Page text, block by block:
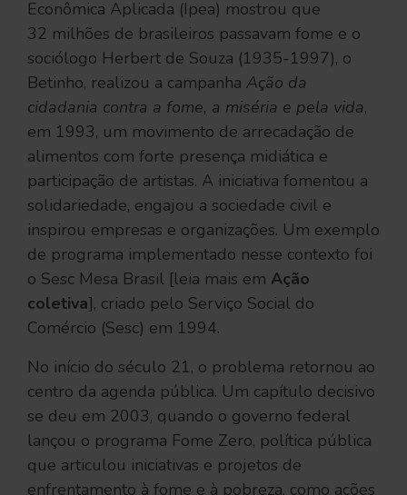
Econômica Aplicada (Ipea) mostrou que
32 milhões de brasileiros passavam fome e o
sociólogo Herbert de Souza (1935-1997), o
Betinho, realizou a campanha Ação da
cidadania contra a fome, a miséria e pela vida,
em 1993, um movimento de arrecadação de
alimentos com forte presença midiática e
participação de artistas. A iniciativa fomentou a
solidariedade, engajou a sociedade civil e
inspirou empresas e organizações. Um exemplo
de programa implementado nesse contexto foi
o Sesc Mesa Brasil [leia mais em Ação
coletiva], criado pelo Serviço Social do
Comércio (Sesc) em 1994.
No início do século 21, o problema retornou ao
centro da agenda pública. Um capítulo decisivo
se deu em 2003, quando o governo federal
lançou o programa Fome Zero, política pública
que articulou iniciativas e projetos de
enfrentamento à fome e à pobreza, como ações